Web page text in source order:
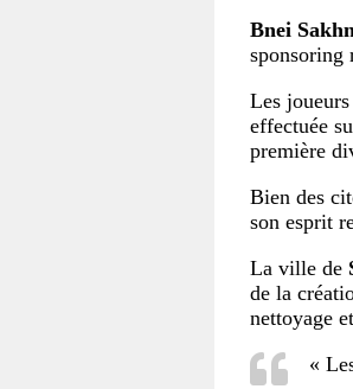
Bnei
sponsoring
Les
effectuée
première
Bien des
son esprit
La ville de
de la
nettoyage
«